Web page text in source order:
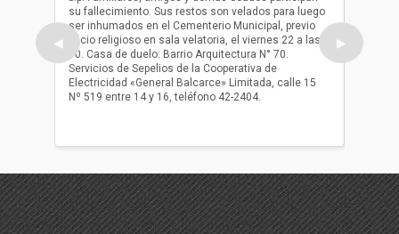
◀
su fallecimiento. Sus restos son velados para luego
ser inhumados en el Cementerio Municipal, previo
oficio religioso en sala velatoria, el viernes 22 a las
10. Casa de duelo: Barrio Arquitectura N° 70.
Servicios de Sepelios de la Cooperativa de
Electricidad «General Balcarce» Limitada, calle 15
Nº 519 entre 14 y 16, teléfono 42-2404.
ser
oficio
▶